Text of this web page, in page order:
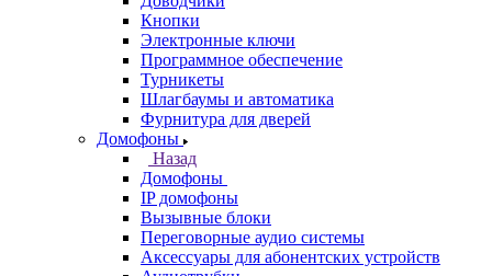
Кнопки
Электронные ключи
Программное обеспечение
Турникеты
Шлагбаумы и автоматика
Фурнитура для дверей
Домофоны
Назад
Домофоны
IP домофоны
Вызывные блоки
Переговорные аудио системы
Аксессуары для абонентских устройств